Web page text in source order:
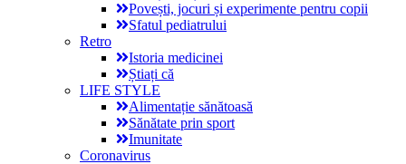
Povești, jocuri și experimente pentru copii
Sfatul pediatrului
Retro
Istoria medicinei
Știați că
LIFE STYLE
Alimentație sănătoasă
Sănătate prin sport
Imunitate
Coronavirus